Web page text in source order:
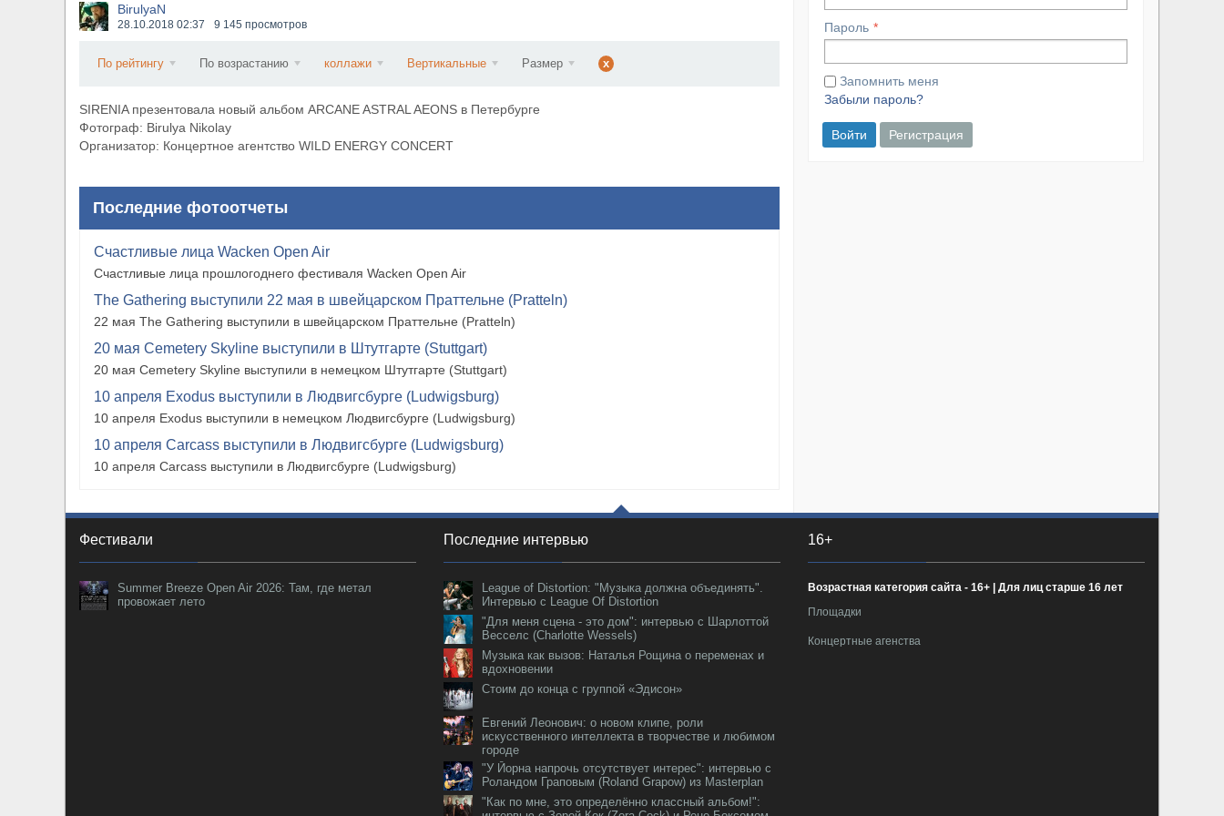
​Anthrax выпустили новый сингл и клип «Everybod...
BirulyaN
28.10.2018 02:37 9 145 просмотров
По рейтингу По возрастанию коллажи Вертикальные Размер x
SIRENIA презентовала новый альбом ARCANE ASTRAL AEONS в Петербурге
Фотограф: Birulya Nikolay
Организатор: Концертное агентство WILD ENERGY CONCERT
Последние фотоотчеты
Счастливые лица Wacken Open Air
Счастливые лица прошлогоднего фестиваля Wacken Open Air
The Gathering выступили 22 мая в швейцарском Праттельне (Pratteln)
22 мая The Gathering выступили в швейцарском Праттельне (Pratteln)
20 мая Cemetery Skyline выступили в Штутгарте (Stuttgart)
20 мая Cemetery Skyline выступили в немецком Штутгарте (Stuttgart)
10 апреля Exodus выступили в Людвигсбурге (Ludwigsburg)
10 апреля Exodus выступили в немецком Людвигсбурге (Ludwigsburg)
10 апреля Carcass выступили в Людвигсбурге (Ludwigsburg)
10 апреля Carcass выступили в Людвигсбурге (Ludwigsburg)
Пароль
Запомнить меня
Забыли пароль?
Войти Регистрация
Фестивали
Summer Breeze Open Air 2026: Там, где метал
провожает лето
Последние интервью
League of Distortion: "Музыка должна объединять".
Интервью с League Of Distortion
"Для меня сцена - это дом": интервью с Шарлоттой
Весселс (Charlotte Wessels)
Музыка как вызов: Наталья Рощина о переменах и
вдохновении
Стоим до конца с группой «Эдисон»
Евгений Леонович: о новом клипе, роли
искусственного интеллекта в творчестве и любимом
городе
"У Йорна напрочь отсутствует интерес": интервью с
Роландом Граповым (Roland Grapow) из Masterplan
"Как по мне, это определённо классный альбом!":
16+
Возрастная категория сайта - 16+ | Для лиц старше 16 лет
Площадки
Концертные агенства